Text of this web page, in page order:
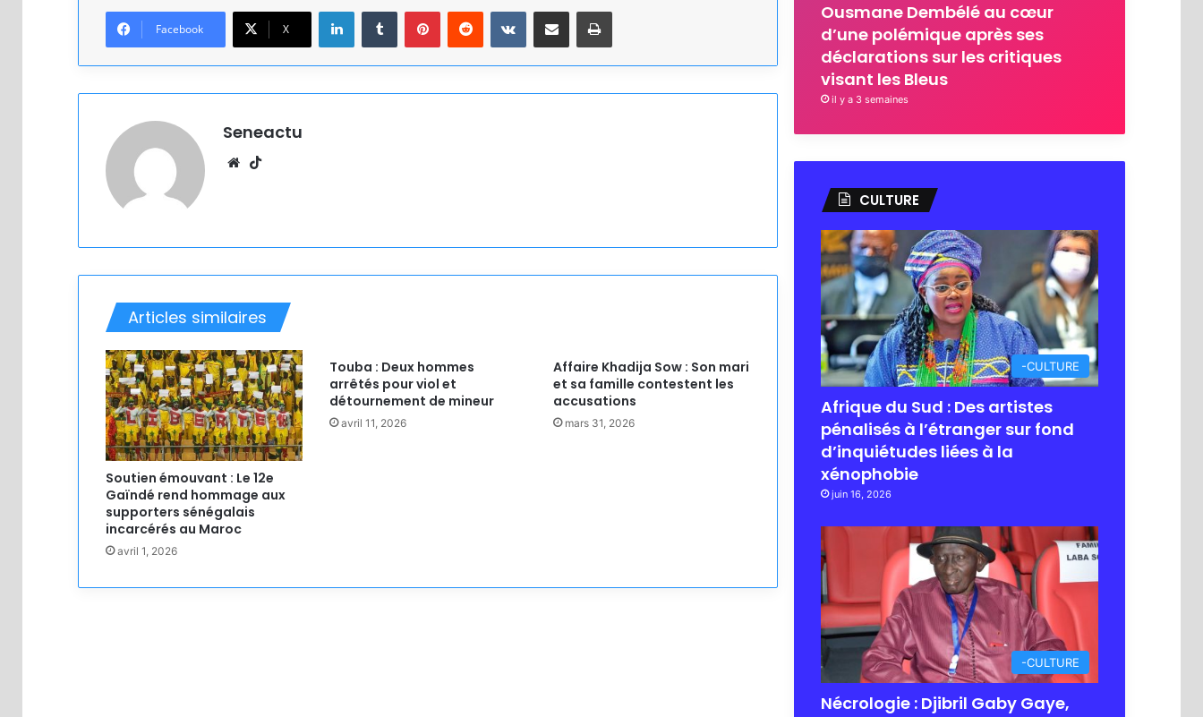
Facebook X
LinkedinTumblr PinterestReddit VKontaktePartager par email Imprimer
Seneactu
Website
Articles similaires
Soutien émouvant : Le 12e
Gaïndé rend hommage aux
supporters sénégalais
incarcérés au Maroc
avril 1, 2026
Touba : Deux hommes
arrêtés pour viol et
détournement de mineur
avril 11, 2026
Affaire Khadija Sow : Son mari
et sa famille contestent les
accusations
mars 31, 2026
Ousmane Dembélé au cœur
d’une polémique après ses
déclarations sur les critiques
visant les Bleus
il y a 3 semaines
CULTURE
-CULTURE
Afrique du Sud : Des artistes
pénalisés à l’étranger sur fond
d’inquiétudes liées à la
xénophobie
juin 16, 2026
-CULTURE
Nécrologie : Djibril Gaby Gaye,